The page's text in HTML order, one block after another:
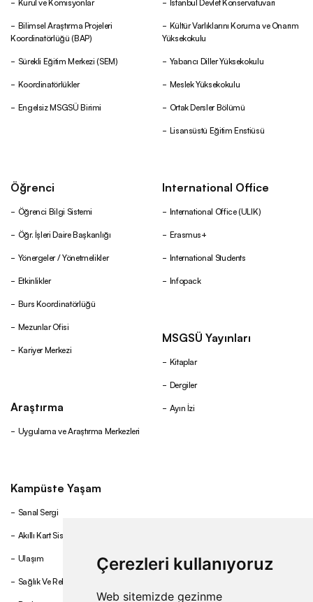
Çerezleri kullanıyoruz
Web sitemizde gezinme
Bilimsel Araştırma Projeleri
Koordinatörlüğü (BAP)
Sürekli Eğitim Merkezi (SEM)
Koordinatörlükler
Engelsiz MSGSÜ Birimi
Kültür Varlıklarını Koruma ve Onarım
Yüksekokulu
Yabancı Diller Yüksekokulu
Meslek Yüksekokulu
Ortak Dersler Bölümü
Lisansüstü Eğitim Enstiüsü
Öğrenci
Öğrenci Bilgi Sistemi
Öğr. İşleri Daire Başkanlığı
Yönergeler / Yönetmelikler
Etkinlikler
Burs Koordinatörlüğü
Mezunlar Ofisi
Kariyer Merkezi
Araştırma
Uygulama ve Araştırma Merkezleri
International Office
International Office (ULIK)
Erasmus+
International Students
Infopack
MSGSÜ Yayınları
Kitaplar
Dergiler
Ayın İzi
Kampüste Yaşam
Sanal Sergi
Akıllı Kart Sistemi
Ulaşım
Sağlık Ve Rehberlik